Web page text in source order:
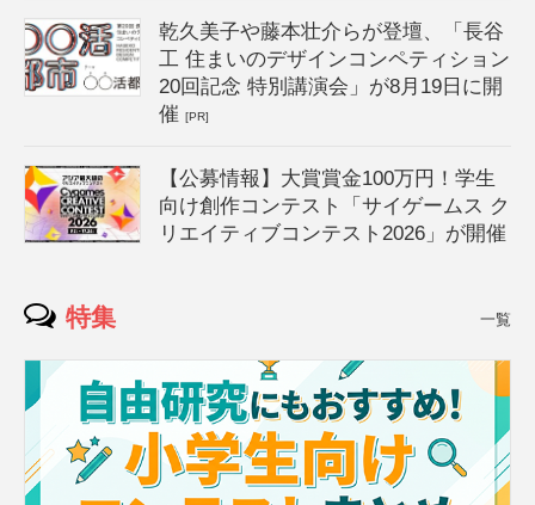
乾久美子や藤本壮介らが登壇、「長谷
工 住まいのデザインコンペティション
20回記念 特別講演会」が8月19日に開
催[PR]
【公募情報】大賞賞金100万円！学生
向け創作コンテスト「サイゲームス ク
リエイティブコンテスト2026」が開催
特集 一覧